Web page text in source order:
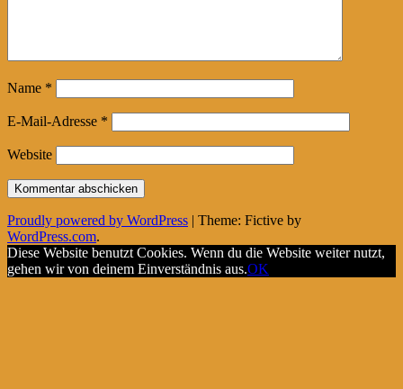
Name *
E-Mail-Adresse *
Website
Proudly powered by WordPress | Theme: Fictive by
WordPress.com.
Diese Website benutzt Cookies. Wenn du die Website weiter nutzt,
gehen wir von deinem Einverständnis aus.OK